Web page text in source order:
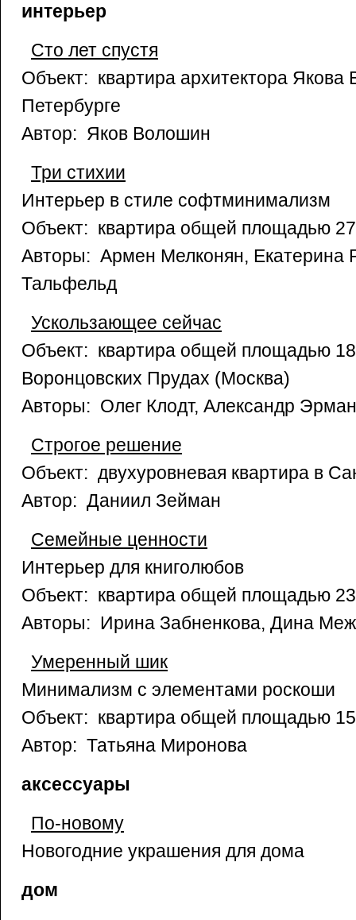
интерьер
Сто лет спустя
Объект: квартира архитектора
Петербурге
Автор: Яков Волошин
Три стихии
Интерьер в стиле софтминимализм
Объект: квартира общей площадью
Авторы: Армен Мелконян, Екатерина
Тальфельд
Ускользающее сейчас
Объект: квартира общей площадью
Воронцовских Прудах (Москва)
Авторы: Олег Клодт, Александр Эрман
Строгое решение
Объект: двухуровневая квартира в
Автор: Даниил Зейман
Семейные ценности
Интерьер для книголюбов
Объект: квартира общей площадью
Авторы: Ирина Забненкова, Дина
Умеренный шик
Минимализм с элементами роскоши
Объект: квартира общей площадью
Автор: Татьяна Миронова
аксессуары
По-новому
Новогодние украшения для дома
дом